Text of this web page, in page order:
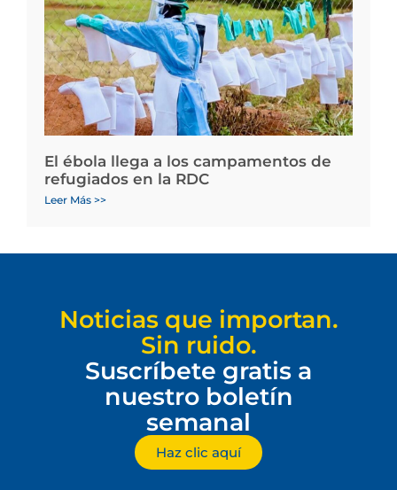
El ébola llega a los campamentos de
refugiados en la RDC
Leer Más >>
Noticias que importan.
Sin ruido.
Suscríbete gratis a
nuestro boletín
semanal
Haz clic aquí